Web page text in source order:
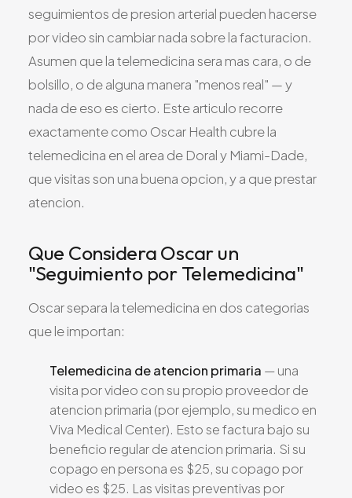
seguimientos de presion arterial pueden hacerse
por video sin cambiar nada sobre la facturacion.
Asumen que la telemedicina sera mas cara, o de
bolsillo, o de alguna manera "menos real" — y
nada de eso es cierto. Este articulo recorre
exactamente como Oscar Health cubre la
telemedicina en el area de Doral y Miami-Dade,
que visitas son una buena opcion, y a que prestar
atencion.
Que Considera Oscar un
"Seguimiento por Telemedicina"
Oscar separa la telemedicina en dos categorias
que le importan:
Telemedicina de atencion primaria — una
visita por video con su propio proveedor de
atencion primaria (por ejemplo, su medico en
Viva Medical Center). Esto se factura bajo su
beneficio regular de atencion primaria. Si su
copago en persona es $25, su copago por
video es $25. Las visitas preventivas por